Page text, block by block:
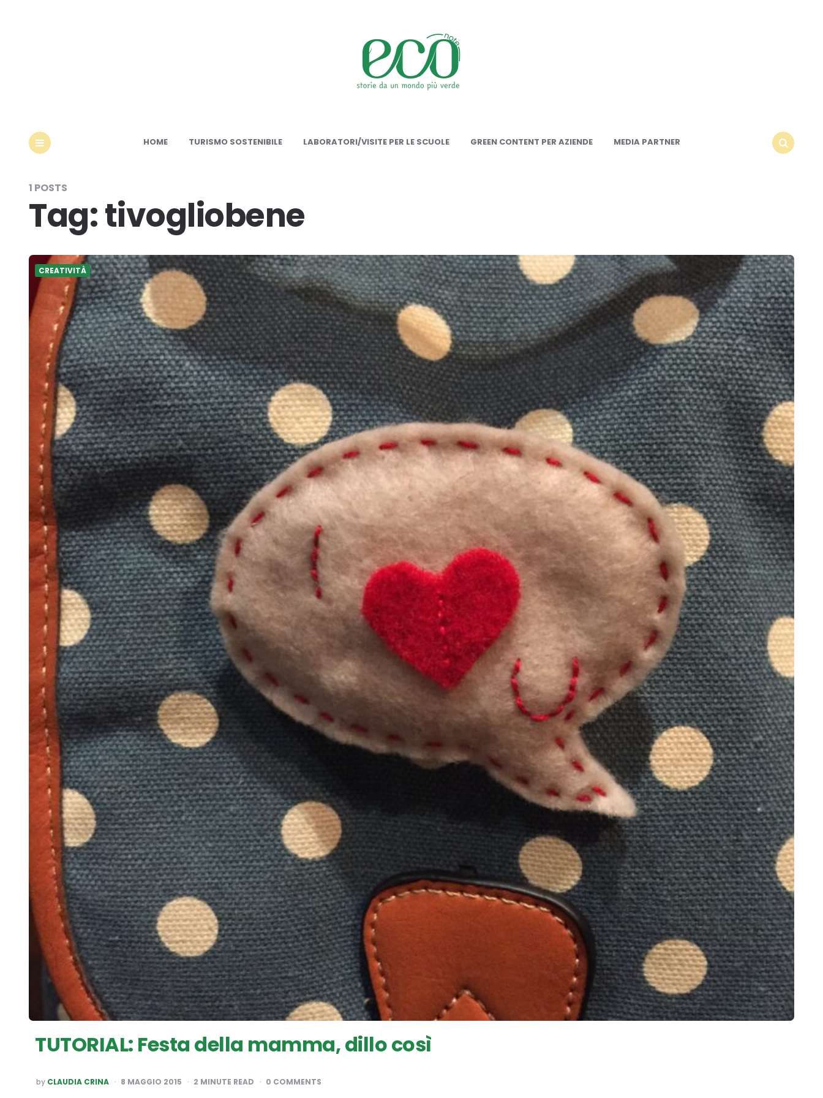
HOME TURISMO SOSTENIBILE LABORATORI/VISITE PER LE SCUOLE GREEN CONTENT PER AZIENDE
MEDIA PARTNER
1 POSTS
Tag:tivogliobene
CREATIVITÀ
TUTORIAL: Festa della mamma, dillo così
POSTED
BY
by CLAUDIA CRINA 8 MAGGIO 2015 2 MINUTE READ 0 COMMENTS